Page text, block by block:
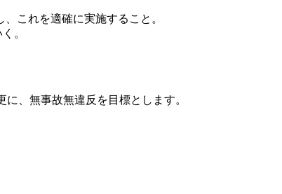
これを適確に実施すること。
。
、無事故無違反を目標とします。